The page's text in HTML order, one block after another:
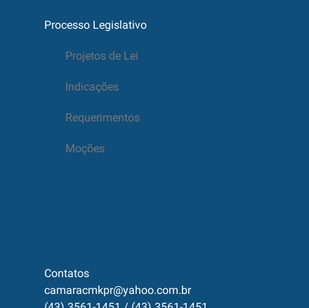
Processo Legislativo
Projetos de Lei
Indicações
Requerimentos
Moções
Contatos
camaracmkpr@yahoo.com.br